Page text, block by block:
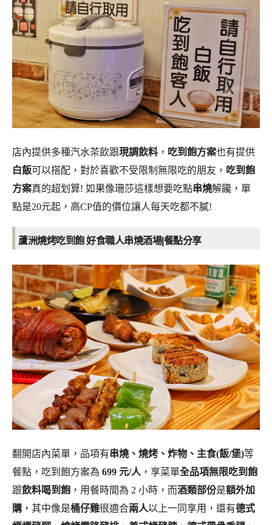
店內提供多種汽水茶飲跟現調飲料 ， 吃到飽方案也有提供
白飯可以搭配，對於喜歡不受限制無限吃的朋友， 吃到飽
方案真的超划算! 如果像珊莎這樣想要吃點串燒解饞，單
點是20元起，高CP值的價位讓人每天吃都不膩!
蘆洲燒烤吃到飽 好食職人串燒酒場|餐點分享
翻開店內菜單，品項有串燒、燒烤、炸物、主食(飯/堡)等
餐點，吃到飽方案為 699 元/人 ，享菜單全品項無限吃到飽
跟飲料喝到飽 ，用餐時間為 2 小時，而酒類部份是額外加
購 ，其中像是桶仔雞很適合兩人以上一同享用，還有德式